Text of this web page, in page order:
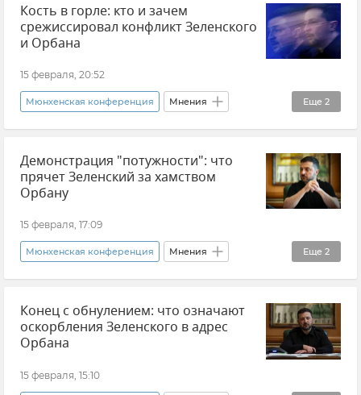
Россия
Кость в горле: кто и зачем
срежиссировал конфликт Зеленского
и Орбана
15 февраля, 20:52
Еще 2
Мюнхенская конференция Мнения
Николай Стариков Владимир Зеленский
Демонстрация "потужности": что
прячет Зеленский за хамством
Орбану
15 февраля, 17:09
Еще 2
Мюнхенская конференция Мнения
Александр Семченко Владимир Зеленский
Конец с обнулением: что означают
оскорбления Зеленского в адрес
Орбана
15 февраля, 15:10